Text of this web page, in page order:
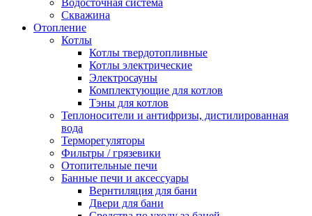
Скважина
Отопление
Котлы
Котлы твердотопливные
Котлы электрические
Электросауны
Комплектующие для котлов
Тэны для котлов
Теплоносители и антифризы, дистилированная
вода
Терморегуляторы
Фильтры / грязевики
Отопительные печи
Банные печи и аксессуары
Вернтиляция для бани
Двери для бани